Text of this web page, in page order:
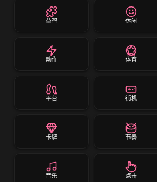
益智 休闲
动作 体育
平台 街机
卡牌 节奏
音乐 点击